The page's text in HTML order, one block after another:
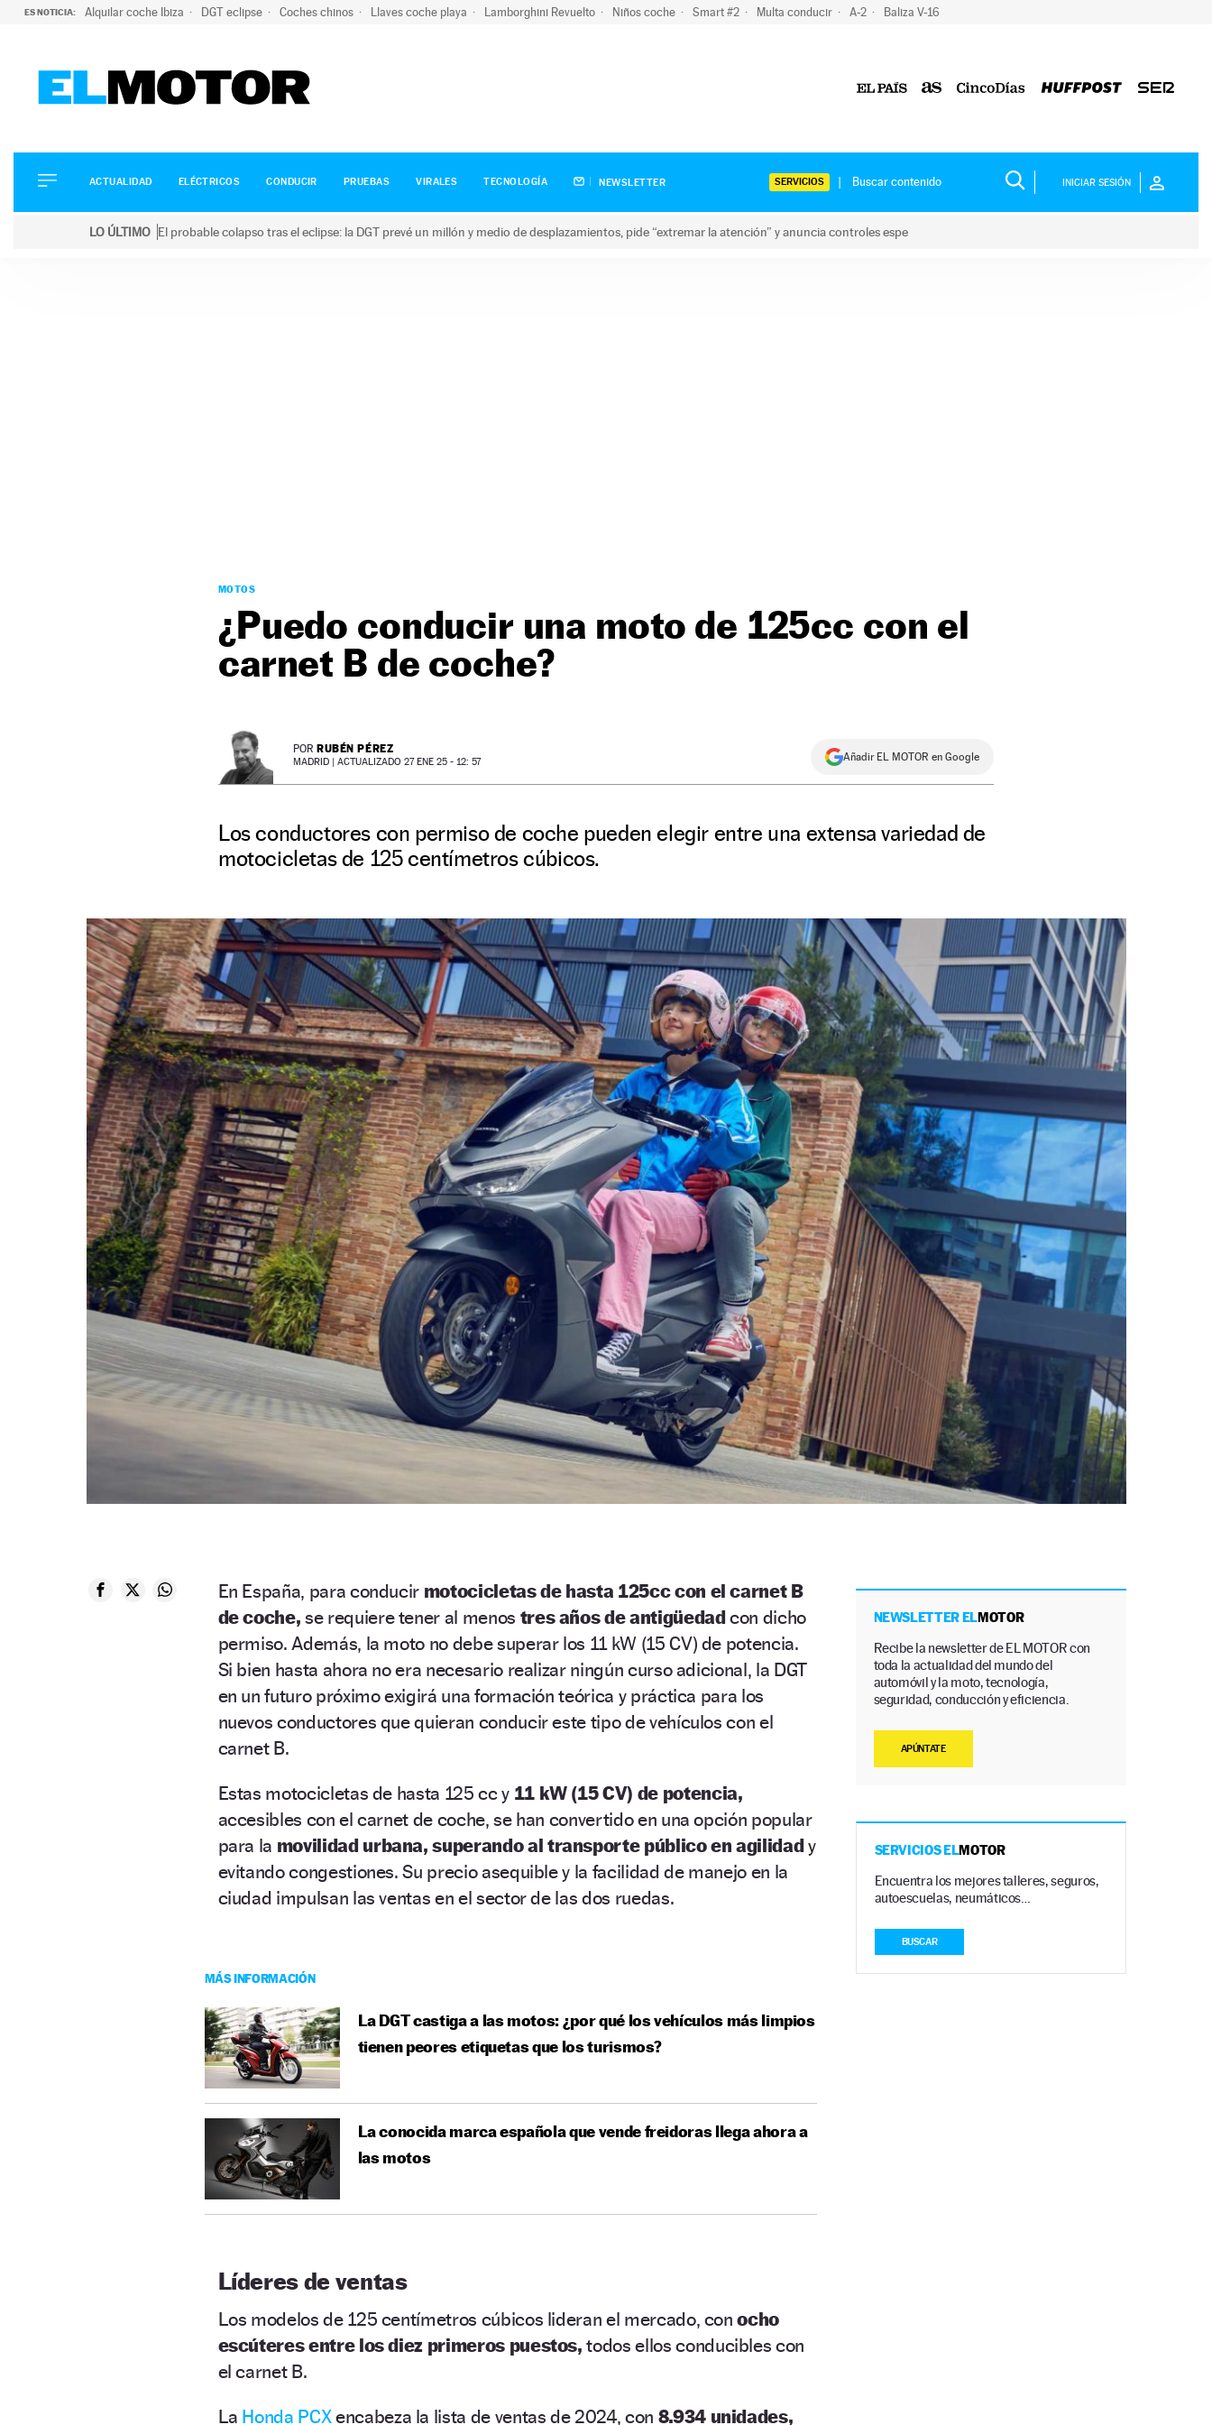
ES NOTICIA: Alquilar coche Ibiza DGT eclipse Coches chinos Llaves coche playa Lamborghini Revuelto Niños coche Smart #2 Multa conducir A-2 Baliza V-16
ELÉCTRICOS
CONDUCIR
ACTUALIDAD ELÉCTRICOS CONDUCIR PRUEBAS VIRALES TECNOLOGÍA NEWSLETTER SERVICIOS INICIAR SESIÓN
LO ÚLTIMO El probable colapso tras el eclipse: la DGT prevé un millón y medio de desplazamientos, pide “extremar la atención” y anuncia controles espe
MOTOS
¿Puedo conducir una moto de 125cc con el
carnet B de coche?
POR RUBÉN PÉREZ
MADRID | ACTUALIZADO 27 ENE 25 - 12: 57 Añadir EL MOTOR en Google
Los conductores con permiso de coche pueden elegir entre una extensa variedad de
motocicletas de 125 centímetros cúbicos.
En España, para conducir motocicletas de hasta 125cc con el carnet B
de coche, se requiere tener al menos tres años de antigüedadcon dicho
permiso. Además, la moto no debe superar los 11 kW (15 CV) de potencia.
Si bien hasta ahora no era necesario realizar ningún curso adicional, la DGT
en un futuro próximo exigirá una formación teórica y práctica para los
nuevos conductores que quieran conducir este tipo de vehículos con el
carnet B.
Estas motocicletas de hasta 125 cc y 11 kW (15 CV) de potencia,
accesibles con el carnet de coche, se han convertido en una opción popular
para la movilidad urbana, superando al transporte público en agilidady
evitando congestiones. Su precio asequible y la facilidad de manejo en la
ciudad impulsan las ventas en el sector de las dos ruedas.
MÁS INFORMACIÓN
La DGT castiga a las motos: ¿por qué los vehículos más limpios
tienen peores etiquetas que los turismos?
La conocida marca española que vende freidoras llega ahora a
las motos
Líderes de ventas
Los modelos de 125 centímetros cúbicos lideran el mercado, conocho
escúteres entre los diez primeros puestos, todos ellos conducibles con
el carnet B.
La Honda PCXencabeza la lista de ventas de 2024, con 8.934 unidades,
NEWSLETTER ELMOTOR
Recibe la newsletter de EL MOTOR con
toda la actualidad del mundo del
automóvil y la moto, tecnología,
seguridad, conducción y eficiencia.
APÚNTATE
SERVICIOS ELMOTOR
Encuentra los mejores talleres, seguros,
autoescuelas, neumáticos…
BUSCAR